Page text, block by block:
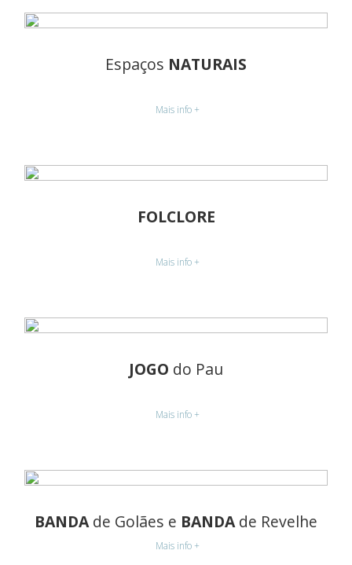
Espaços NATURAIS
Mais info +
FOLCLORE
Mais info +
JOGO do Pau
Mais info +
BANDAde Golães e BANDAde Revelhe
Mais info +